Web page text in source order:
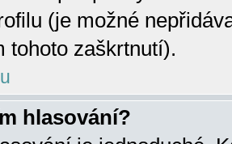
(je možné
tohoto zaškrtnutí).
hlasování?